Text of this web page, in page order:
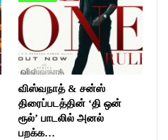
விஸ்வநாத் & சன்ஸ்
திரைப்படத்தின் ‘தி ஒன்
ரூல்’ பாடலில் அனல்
பறக்க…